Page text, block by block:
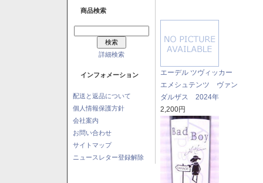
商品検索
詳細検索
インフォメーション
配送と返品について
個人情報保護方針
会社案内
お問い合わせ
サイトマップ
ニュースレター登録解除
エーデル ツヴィッカー
エメシュテンツ ヴァン
ダルザス 2024年
2,200円